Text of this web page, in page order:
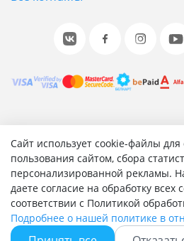
Сайт использует cookie-файлы для
пользования сайтом, сбора
персонализированной рекламы.
даете согласие на обработку всех
соответствии с Политикой
Подробнее о нашей политике в
© 2001-2026 «Битрикс», «1С-Битрикс».
Битрикс: Управление сайтом.
Согласие на обработку персональных
Отзыв согласия на обработку
Политика обработки персональных
Соглашение об использовании сайта